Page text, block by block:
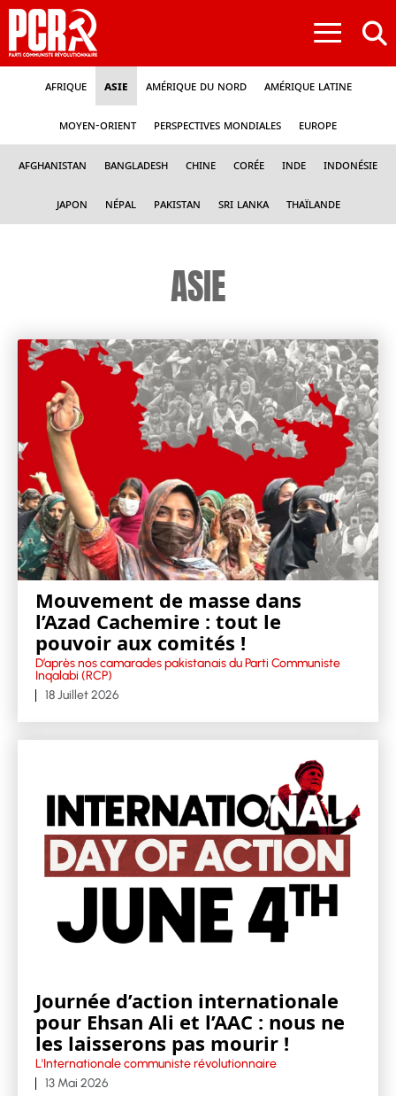
≡
Afrique Asie Amérique du nord Amérique latine
Moyen-Orient Perspectives mondiales Europe
Afghanistan Bangladesh Chine Corée Inde Indonésie
Japon Népal Pakistan Sri Lanka Thaïlande
ASIE
Mouvement de masse dans
l’Azad Cachemire : tout le
pouvoir aux comités !
D’après nos camarades pakistanais du Parti Communiste
Inqalabi (RCP)
18 Juillet 2026
Journée d’action internationale
pour Ehsan Ali et l’AAC : nous ne
les laisserons pas mourir !
L'Internationale communiste révolutionnaire
13 Mai 2026